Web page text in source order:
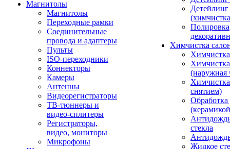
Магнитолы
Магнитолы
Переходные рамки
Соединительные
провода и адаптеры
Пульты
ISO-переходники
Коннекторы
Камеры
Антенны
Видеорегистраторы
ТВ-тюннеры и
видео-сплитеры
Регистраторы,
видео, мониторы
Микрофоны
Детейлинг
Полировка
Химчистка
(наружная
снятием)
Обработка
стекла
Жидкое